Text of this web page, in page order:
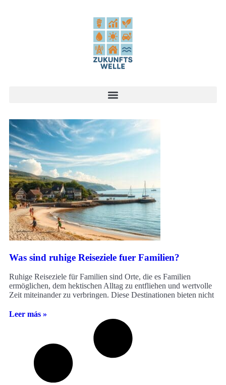
Was sind ruhige Reiseziele fuer Familien?
Ruhige Reiseziele für Familien sind Orte, die es Familien
ermöglichen, dem hektischen Alltag zu entfliehen und wertvolle
Zeit miteinander zu verbringen. Diese Destinationen bieten nicht
Leer más »